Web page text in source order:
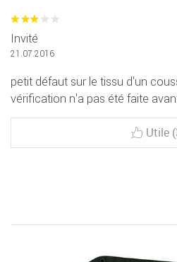
Invité
21.07.2016
petit défaut sur le tissu d'un
vérification n'a pas été faite
Utile